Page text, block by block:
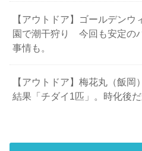
【アウトドア】ゴールデン
園で潮干狩り 今回も安定の
事情も。
【アウトドア】梅花丸（飯岡
結果「チダイ1匹」。時化後だ